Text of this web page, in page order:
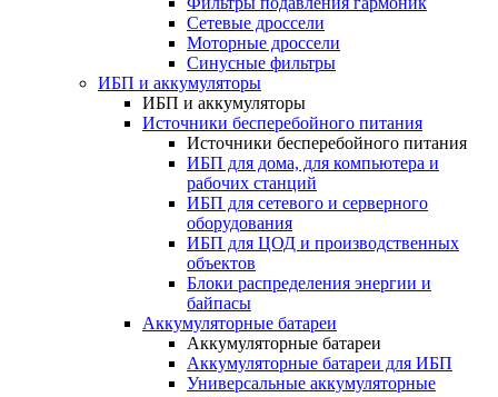
Сетевые дроссели
Моторные дроссели
Синусные фильтры
ИБП и аккумуляторы
ИБП и аккумуляторы
Источники бесперебойного питания
Источники бесперебойного питания
ИБП для дома, для компьютера и
рабочих станций
ИБП для сетевого и серверного
оборудования
ИБП для ЦОД и производственных
объектов
Блоки распределения энергии и
байпасы
Аккумуляторные батареи
Аккумуляторные батареи
Аккумуляторные батареи для ИБП
Универсальные аккумуляторные